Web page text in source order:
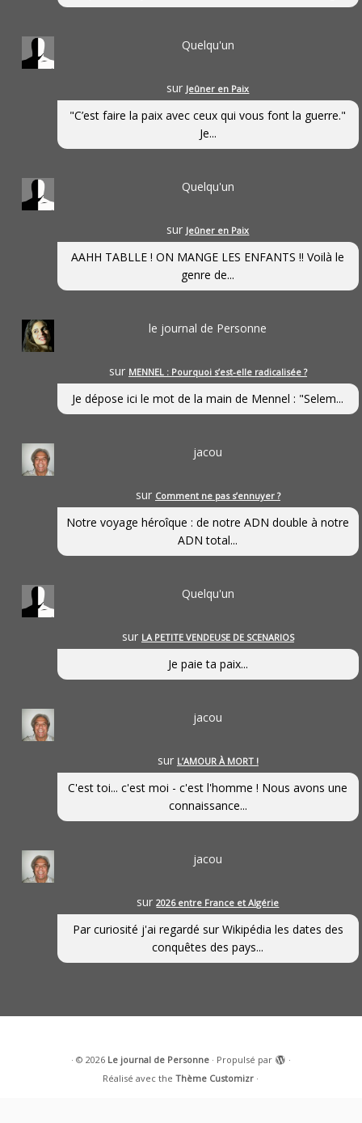
Quelqu'un
sur Jeûner en Paix
"C’est faire la paix avec ceux qui vous font la guerre."
Je...
Quelqu'un
sur Jeûner en Paix
AAHH TABLLE ! ON MANGE LES ENFANTS !! Voilà le
genre de...
le journal de Personne
sur MENNEL : Pourquoi s’est-elle radicalisée ?
Je dépose ici le mot de la main de Mennel : "Selem...
jacou
sur Comment ne pas s’ennuyer ?
Notre voyage héroîque : de notre ADN double à notre
ADN total...
Quelqu'un
sur LA PETITE VENDEUSE DE SCENARIOS
Je paie ta paix...
jacou
sur L’AMOUR À MORT !
C'est toi... c'est moi - c'est l'homme ! Nous avons une
connaissance...
jacou
sur2026 entre France et Algérie
Par curiosité j'ai regardé sur Wikipédia les dates des
conquêtes des pays...
· © 2026 Le journal de Personne· Propulsé par
·
Réalisé avec theThème Customizr ·